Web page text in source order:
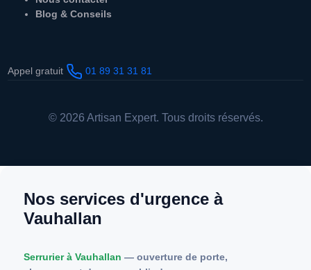
Blog & Conseils
Appel gratuit 01 89 31 31 81
© 2026 Artisan Expert. Tous droits réservés.
Nos services d'urgence à
Vauhallan
Serrurier à Vauhallan — ouverture de porte,